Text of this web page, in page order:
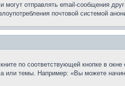
могут отправлять email-сообщения
почтовой системой
по соответствующей кнопке в
или темы. Например: «Вы можете